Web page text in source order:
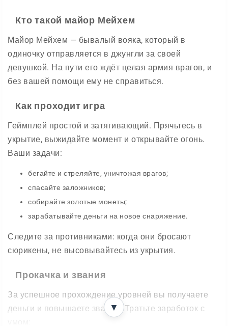
Кто такой майор Мейхем
Майор Мейхем — бывалый вояка, который в
одиночку отправляется в джунгли за своей
девушкой. На пути его ждёт целая армия врагов, и
без вашей помощи ему не справиться.
Как проходит игра
Геймплей простой и затягивающий. Прячьтесь в
укрытие, выжидайте момент и открывайте огонь.
Ваши задачи:
бегайте и стреляйте, уничтожая врагов;
спасайте заложников;
собирайте золотые монеты;
зарабатывайте деньги на новое снаряжение.
Следите за противниками: когда они бросают
сюрикены, не высовывайтесь из укрытия.
Прокачка и звания
За успешное прохождение уровней вы получаете
деньги и повышаете звание. Тратьте заработок с
▼